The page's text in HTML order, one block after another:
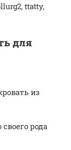
ttatty,
для
из
рода